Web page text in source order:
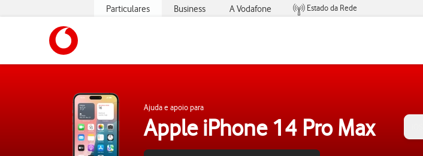
Particulares Business A Vodafone
Estado da Rede
Ajuda e apoio para
Apple iPhone 14 Pro Max